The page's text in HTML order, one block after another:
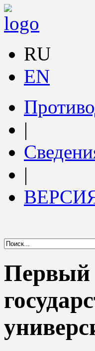
RU
EN
|
|
Первый